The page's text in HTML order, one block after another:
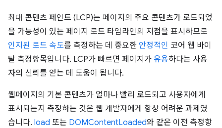
최대 콘텐츠 페인트 (LCP)는 페이지의 주요 콘텐츠가 로드되었
을 가능성이 있는 페이지 로드 타임라인의 지점을 표시하므로
인지된 로드 속도를 측정하는 데 중요한 안정적인 코어 웹 바이
탈 측정항목입니다. LCP가 빠르면 페이지가 유용하다는 사용
자의 신뢰를 얻는 데 도움이 됩니다.
웹페이지의 기본 콘텐츠가 얼마나 빨리 로드되고 사용자에게
표시되는지 측정하는 것은 웹 개발자에게 항상 어려운 과제였
습니다. load 또는 DOMContentLoaded와 같은 이전 측정항